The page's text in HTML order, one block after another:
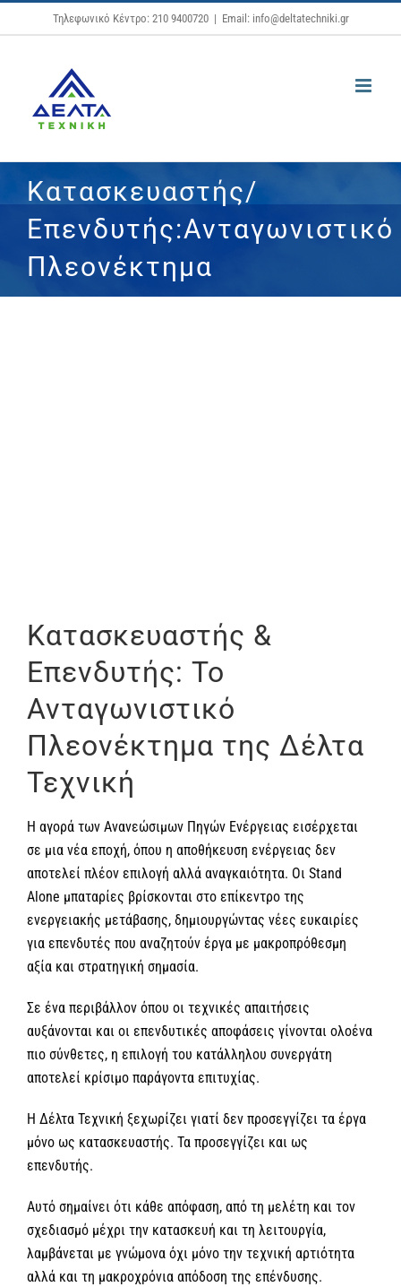
Μετάβαση
στο
Τηλεφωνικό Κέντρο: 210 9400720 | Email: info@deltatechniki.gr
Κατασκευαστής/
Επενδυτής:Ανταγωνιστικό
Πλεονέκτημα
Κατασκευαστής &
Επενδυτής: Το
Ανταγωνιστικό
Πλεονέκτημα της Δέλτα
Τεχνική
Η αγορά των Ανανεώσιμων Πηγών Ενέργειας εισέρχεται
σε μια νέα εποχή, όπου η αποθήκευση ενέργειας δεν
αποτελεί πλέον επιλογή αλλά αναγκαιότητα. Οι Stand
Alone μπαταρίες βρίσκονται στο επίκεντρο της
ενεργειακής μετάβασης, δημιουργώντας νέες ευκαιρίες
για επενδυτές που αναζητούν έργα με μακροπρόθεσμη
αξία και στρατηγική σημασία.
Σε ένα περιβάλλον όπου οι τεχνικές απαιτήσεις
αυξάνονται και οι επενδυτικές αποφάσεις γίνονται ολοένα
πιο σύνθετες, η επιλογή του κατάλληλου συνεργάτη
αποτελεί κρίσιμο παράγοντα επιτυχίας.
Η Δέλτα Τεχνική ξεχωρίζει γιατί δεν προσεγγίζει τα έργα
μόνο ως κατασκευαστής. Τα προσεγγίζει και ως
επενδυτής.
Αυτό σημαίνει ότι κάθε απόφαση, από τη μελέτη και τον
σχεδιασμό μέχρι την κατασκευή και τη λειτουργία,
λαμβάνεται με γνώμονα όχι μόνο την τεχνική αρτιότητα
αλλά και τη μακροχρόνια απόδοση της επένδυσης.